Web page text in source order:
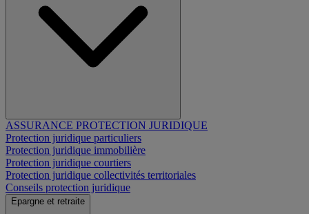
ASSURANCE PROTECTION JURIDIQUE
Protection juridique particuliers
Protection juridique immobilière
Protection juridique courtiers
Protection juridique collectivités territoriales
Conseils protection juridique
Epargne et retraite